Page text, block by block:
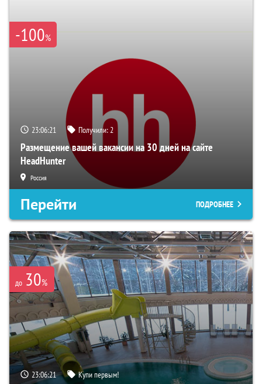
-100%
23:06:20 Получили:2
Размещение вашей вакансии на 30 дней на сайте
HeadHunter
Россия
Перейти ПОДРОБНЕЕ
до 30%
23:06:20 Купи первым!